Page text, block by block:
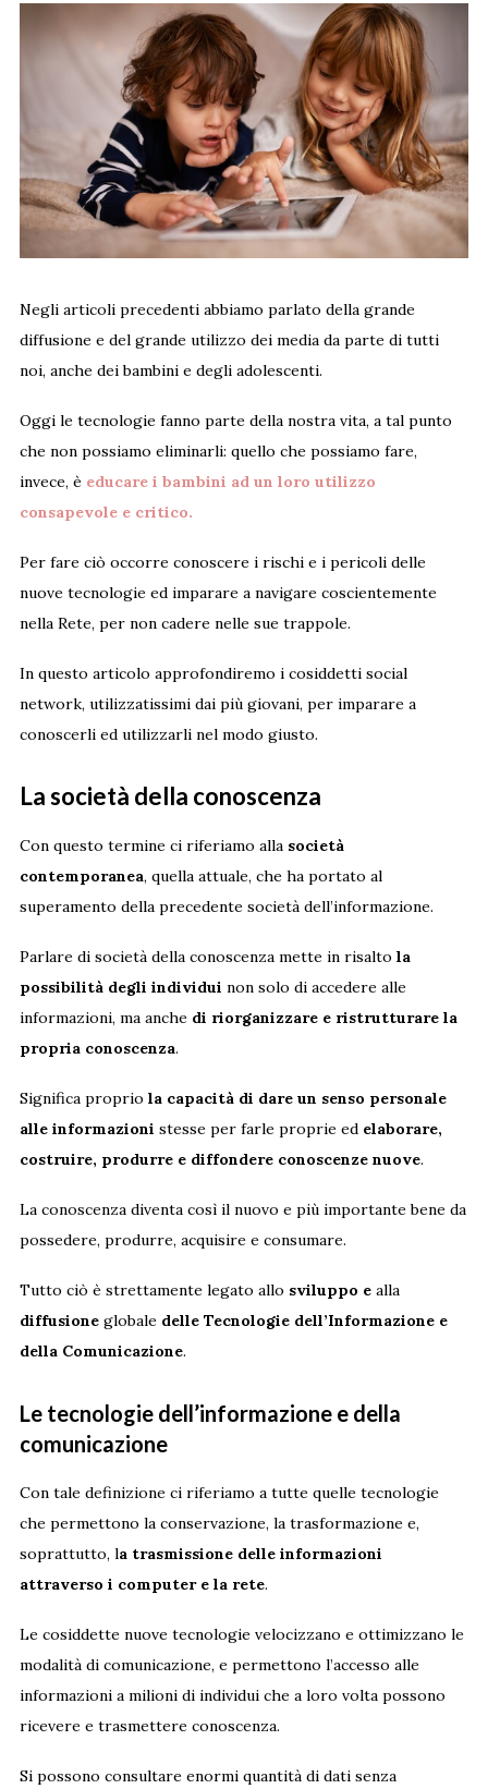
Negli articoli precedenti abbiamo parlato della grande
diffusione e del grande utilizzo dei media da parte di tutti
noi, anche dei bambini e degli adolescenti.
Oggi le tecnologie fanno parte della nostra vita, a tal punto
che non possiamo eliminarli: quello che possiamo fare,
invece, è educare i bambini ad un loro utilizzo
consapevole e critico.
Per fare ciò occorre conoscere i rischi e i pericoli delle
nuove tecnologie ed imparare a navigare coscientemente
nella Rete, per non cadere nelle sue trappole.
In questo articolo approfondiremo i cosiddetti social
network, utilizzatissimi dai più giovani, per imparare a
conoscerli ed utilizzarli nel modo giusto.
La società della conoscenza
Con questo termine ci riferiamo alla società
contemporanea, quella attuale, che ha portato al
superamento della precedente società dell’informazione.
Parlare di società della conoscenza mette in risalto la
possibilità degli individui non solo di accedere alle
informazioni, ma anche di riorganizzare e ristrutturare la
propria conoscenza.
Significa proprio la capacità di dare un senso personale
alle informazioni stesse per farle proprie ed elaborare,
costruire, produrre e diffondere conoscenze nuove.
La conoscenza diventa così il nuovo e più importante bene da
possedere, produrre, acquisire e consumare.
Tutto ciò è strettamente legato allo sviluppo ealla
diffusioneglobale delle Tecnologie dell’Informazione e
della Comunicazione.
Le tecnologie dell’informazione e della
comunicazione
Con tale definizione ci riferiamo a tutte quelle tecnologie
che permettono la conservazione, la trasformazione e,
soprattutto, la trasmissione delle informazioni
attraverso i computer e la rete.
Le cosiddette nuove tecnologie velocizzano e ottimizzano le
modalità di comunicazione, e permettono l’accesso alle
informazioni a milioni di individui che a loro volta possono
ricevere e trasmettere conoscenza.
Si possono consultare enormi quantità di dati senza